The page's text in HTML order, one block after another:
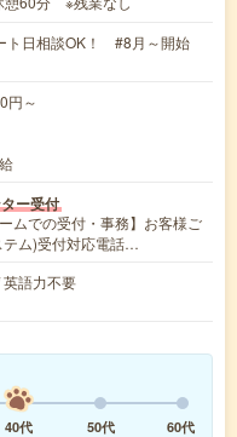
ト日相談OK！ #8月～開始
円～
ー受付
ムでの受付・事務】お客様ご
テム)受付対応電話…
語力不要
40代 50代
60代